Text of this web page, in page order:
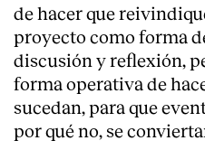
de hacer que
proyecto como forma
discusión y reflexión,
forma operativa de
sucedan, para que
por qué no, se